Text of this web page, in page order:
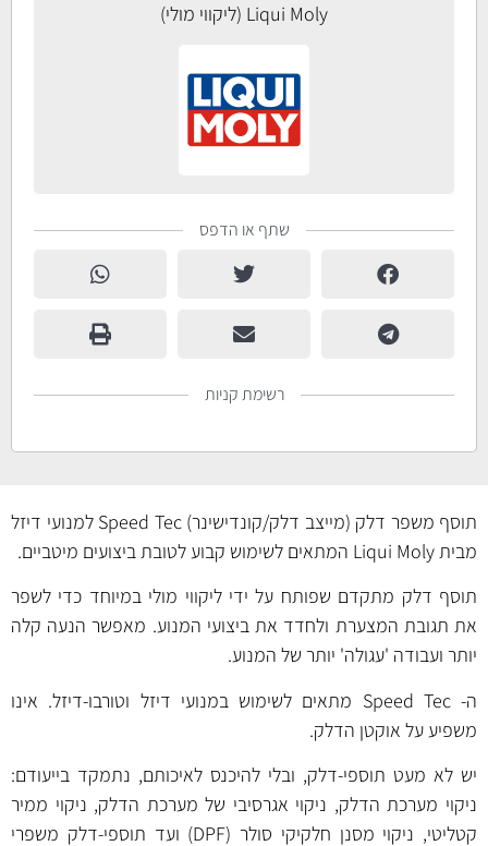
Liqui Moly (ליקווי מולי)
שתף או הדפס
רשימת קניות
תוסף משפר דלק (מייצב דלק/קונדישינר) Speed Tec למנועי דיזל
מבית Liqui Moly המתאים לשימוש קבוע לטובת ביצועים מיטביים.
תוסף דלק מתקדם שפותח על ידי ליקווי מולי במיוחד כדי לשפר
את תגובת המצערת ולחדד את ביצועי המנוע. מאפשר הנעה קלה
יותר ועבודה 'עגולה' יותר של המנוע.
ה- Speed Tec מתאים לשימוש במנועי דיזל וטורבו-דיזל. אינו
משפיע על אוקטן הדלק.
יש לא מעט תוספי-דלק, ובלי להיכנס לאיכותם, נתמקד בייעודם:
ניקוי מערכת הדלק, ניקוי אגרסיבי של מערכת הדלק, ניקוי ממיר
קטליטי, ניקוי מסנן חלקיקי סולר (DPF) ועד תוספי-דלק משפרי